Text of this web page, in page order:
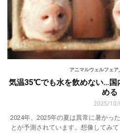
アニマルウェルフェア,
気温35℃でも水を飲めない…国
める
2025/10/
2024年、2025年の夏は異常に暑かっ
とが予測されています。想像してみ